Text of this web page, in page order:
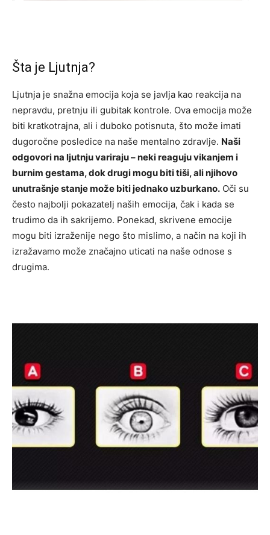
Šta je Ljutnja?
Ljutnja je snažna emocija koja se javlja kao reakcija na
nepravdu, pretnju ili gubitak kontrole. Ova emocija može
biti kratkotrajna, ali i duboko potisnuta, što može imati
dugoročne posledice na naše mentalno zdravlje. Naši
odgovori na ljutnju variraju – neki reaguju vikanjem i
burnim gestama, dok drugi mogu biti tiši, ali njihovo
unutrašnje stanje može biti jednako uzburkano. Oči su
često najbolji pokazatelj naših emocija, čak i kada se
trudimo da ih sakrijemo. Ponekad, skrivene emocije
mogu biti izraženije nego što mislimo, a način na koji ih
izražavamo može značajno uticati na naše odnose s
drugima.